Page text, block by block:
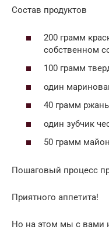
Состав продуктов
200 грамм
собственном
100 грамм
один
40 грамм
один зубчик
50 грамм
Пошаговый процесс
Приятного аппетита!
Но на этом мы с вами